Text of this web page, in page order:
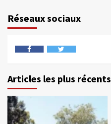
Réseaux sociaux
Articles les plus récents